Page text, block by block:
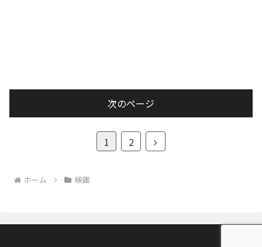
次のページ
1 2
次
ホーム 映画